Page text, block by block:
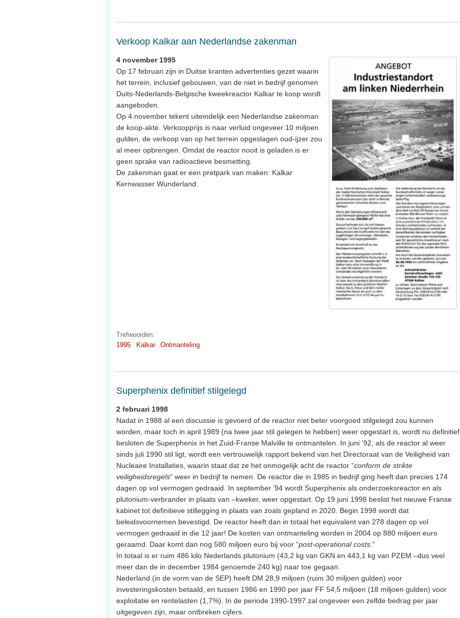
Verkoop Kalkar aan Nederlandse zakenman
4 november 1995
Op 17 februari zijn in Duitse kranten advertenties gezet waarin
het terrein, inclusief gebouwen, van de niet in bedrijf genomen
Duits-Nederlands-Belgische kweekreactor Kalkar te koop wordt
aangeboden.
Op 4 november tekent uiteindelijk een Nederlandse zakenman
de koop-akte. Verkoopprijs is naar verluid ongeveer 10 miljoen
gulden, de verkoop van op het terrein opgeslagen oud-ijzer zou
al meer opbrengen. Omdat de reactor nooit is geladen is er
geen sprake van radioactieve besmetting.
De zakenman gaat er een pretpark van maken: Kalkar
Kernwasser Wunderland.
Trefwoorden:
1995
Kalkar Ontmanteling
Superphenix definitief stilgelegd
2 februari 1998
Nadat in 1988 al een discussie is gevoerd of de reactor niet beter voorgoed stilgelegd zou kunnen
worden, maar toch in april 1989 (na twee jaar stil gelegen te hebben) weer opgestart is, wordt nu definitief
besloten de Superphenix in het Zuid-Franse Malville te ontmantelen. In juni ‘92, als de reactor al weer
sinds juli 1990 stil ligt, wordt een vertrouwelijk rapport bekend van het Directoraat van de Veiligheid van
Nucleaire Installaties, waarin staat dat ze het onmogelijk acht de reactor “conform de strikte
veiligheidsregels“ weer in bedrijf te nemen. De reactor die in 1985 in bedrijf ging heeft dan precies 174
dagen op vol vermogen gedraaid. In september ’94 wordt Superphenix als onderzoeksreactor en als
plutonium-verbrander in plaats van –kweker, weer opgestart. Op 19 juni 1998 beslist het nieuwe Franse
kabinet tot definitieve stillegging in plaats van zoals gepland in 2020. Begin 1998 wordt dat
beleidsvoornemen bevestigd. De reactor heeft dan in totaal het equivalent van 278 dagen op vol
vermogen gedraaid in die 12 jaar! De kosten van ontmanteling worden in 2004 op 880 miljoen euro
geraamd. Daar komt dan nog 580 miljoen euro bij voor “post-operational costs. “
In totaal is er ruim 486 kilo Nederlands plutonium (43,2 kg van GKN en 443,1 kg van PZEM –dus veel
meer dan de in december 1984 genoemde 240 kg) naar toe gegaan.
Nederland (in de vorm van de SEP) heeft DM 28,9 miljoen (ruim 30 miljoen gulden) voor
investeringskosten betaald, en tussen 1986 en 1990 per jaar FF 54,5 miljoen (18 miljoen gulden) voor
exploitatie en rentelasten (1,7%). In de periode 1990-1997 zal ongeveer een zelfde bedrag per jaar
uitgegeven zijn, maar ontbreken cijfers.